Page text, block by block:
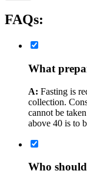
FAQs:
What
A: Fasting is
collection.
cannot be
above 40 is to
Who